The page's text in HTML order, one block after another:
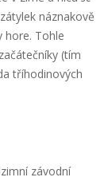
náznakově
hore. Tohle
(tím
tříhodinových
závodní